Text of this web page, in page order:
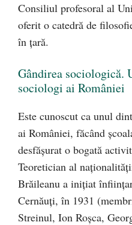
Consiliul profesoral al
oferit o catedră de
în țară.
Gândirea sociologică.
sociologi ai României
Este cunoscut ca unul
ai României, făcând
desfășurat o bogată
Teoretician al
Brăileanu a inițiat
Cernăuți, în 1931
Streinul, Ion Roșca,